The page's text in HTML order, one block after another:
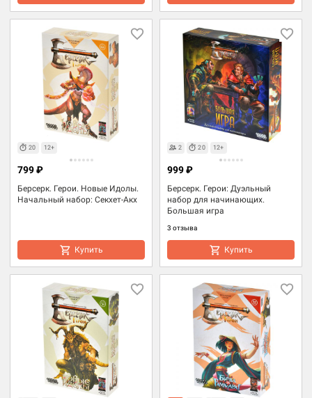
20 12+
Берсерк. Герои. Новые Идолы.
Начальный набор: Секхет-Акх
799 ₽
Купить
2 20 12+
Берсерк. Герои: Дуэльный
набор для начинающих.
Большая игра
3 отзыва
999 ₽
Купить